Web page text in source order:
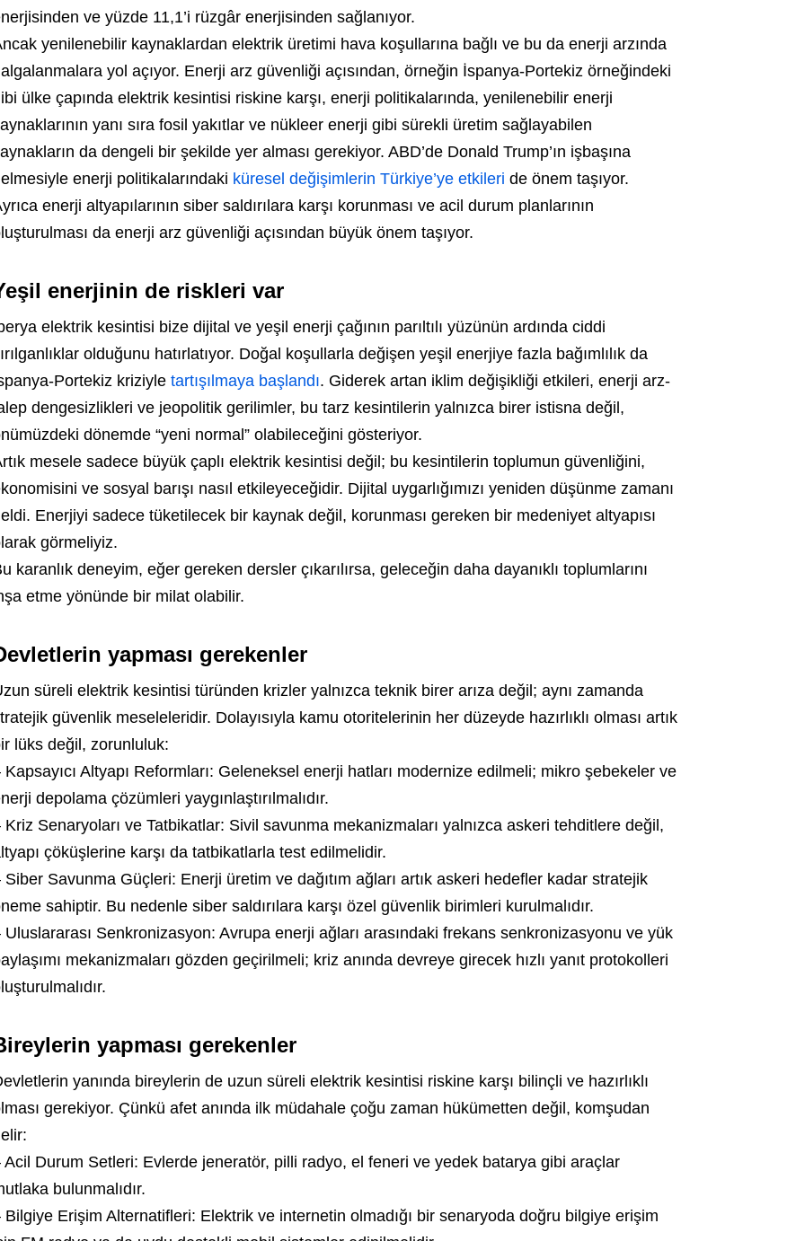
ve yüzde 11,1’i rüzgâr enerjisinden sağlanıyor.
yenilenebilir kaynaklardan elektrik üretimi hava koşullarına bağlı ve bu da enerji arzında
yol açıyor. Enerji arz güvenliği açısından, örneğin İspanya-Portekiz örneğindeki
ülke çapında elektrik kesintisi riskine karşı, enerji politikalarında, yenilenebilir enerji
yanı sıra fosil yakıtlar ve nükleer enerji gibi sürekli üretim sağlayabilen
da dengeli bir şekilde yer alması gerekiyor. ABD’de Donald Trump’ın işbaşına
enerji politikalarındaki küresel değişimlerin Türkiye’ye etkileri de önem taşıyor.
enerji altyapılarının siber saldırılara karşı korunması ve acil durum planlarının
da enerji arz güvenliği açısından büyük önem taşıyor.
enerjinin de riskleri var
elektrik kesintisi bize dijital ve yeşil enerji çağının parıltılı yüzünün ardında ciddi
olduğunu hatırlatıyor. Doğal koşullarla değişen yeşil enerjiye fazla bağımlılık da
Portekiz kriziyle tartışılmaya başlandı. Giderek artan iklim değişikliği etkileri, enerji arz-
dengesizlikleri ve jeopolitik gerilimler, bu tarz kesintilerin yalnızca birer istisna değil,
dönemde “yeni normal” olabileceğini gösteriyor.
mesele sadece büyük çaplı elektrik kesintisi değil; bu kesintilerin toplumun güvenliğini,
ve sosyal barışı nasıl etkileyeceğidir. Dijital uygarlığımızı yeniden düşünme zamanı
Enerjiyi sadece tüketilecek bir kaynak değil, korunması gereken bir medeniyet altyapısı
görmeliyiz.
karanlık deneyim, eğer gereken dersler çıkarılırsa, geleceğin daha dayanıklı toplumlarını
etme yönünde bir milat olabilir.
yapması gerekenler
süreli elektrik kesintisi türünden krizler yalnızca teknik birer arıza değil; aynı zamanda
güvenlik meseleleridir. Dolayısıyla kamu otoritelerinin her düzeyde hazırlıklı olması artık
lüks değil, zorunluluk:
Kapsayıcı Altyapı Reformları: Geleneksel enerji hatları modernize edilmeli; mikro şebekeler ve
depolama çözümleri yaygınlaştırılmalıdır.
Kriz Senaryoları ve Tatbikatlar: Sivil savunma mekanizmaları yalnızca askeri tehditlere değil,
çöküşlerine karşı da tatbikatlarla test edilmelidir.
Siber Savunma Güçleri: Enerji üretim ve dağıtım ağları artık askeri hedefler kadar stratejik
sahiptir. Bu nedenle siber saldırılara karşı özel güvenlik birimleri kurulmalıdır.
Uluslararası Senkronizasyon: Avrupa enerji ağları arasındaki frekans senkronizasyonu ve yük
mekanizmaları gözden geçirilmeli; kriz anında devreye girecek hızlı yanıt protokolleri
yapması gerekenler
yanında bireylerin de uzun süreli elektrik kesintisi riskine karşı bilinçli ve hazırlıklı
gerekiyor. Çünkü afet anında ilk müdahale çoğu zaman hükümetten değil, komşudan
Acil Durum Setleri: Evlerde jeneratör, pilli radyo, el feneri ve yedek batarya gibi araçlar
bulunmalıdır.
Bilgiye Erişim Alternatifleri: Elektrik ve internetin olmadığı bir senaryoda doğru bilgiye erişim